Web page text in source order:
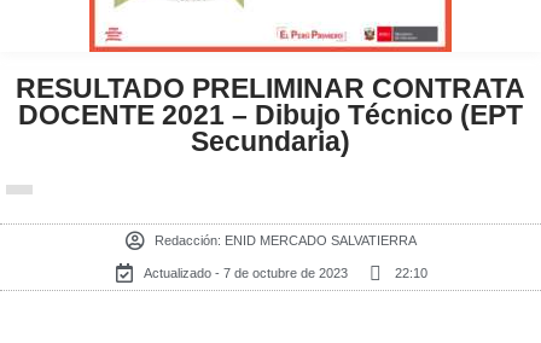
RESULTADO PRELIMINAR CONTRATA
DOCENTE 2021 – Dibujo Técnico (EPT
Secundaria)
Redacción: ENID MERCADO SALVATIERRA
Actualizado - 7 de octubre de 2023 22:10